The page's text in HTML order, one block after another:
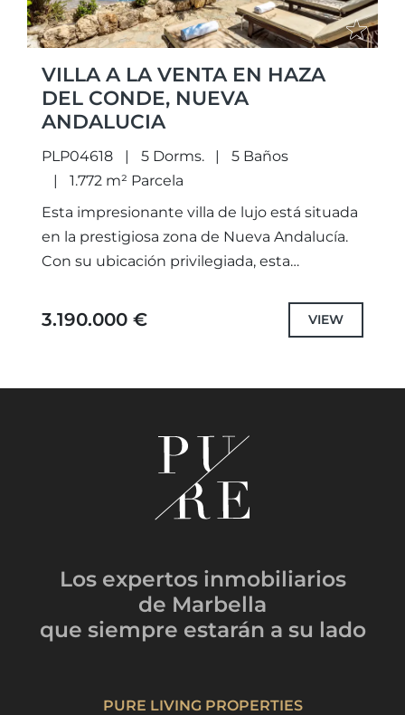
VILLA A LA VENTA EN HAZA
DEL CONDE, NUEVA
ANDALUCIA
PLP04618 5 Dorms.
5 Baños
1.772 m² Parcela
Esta impresionante villa de lujo está situada
en la prestigiosa zona de Nueva Andalucía.
Con su ubicación privilegiada, esta
las montañas, el mar y el...
3.190.000 € VIEW
Los expertos inmobiliarios
de Marbella
que siempre estarán a su lado
PURE LIVING PROPERTIES